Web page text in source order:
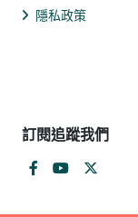
隱私政策
訂閱追蹤我們